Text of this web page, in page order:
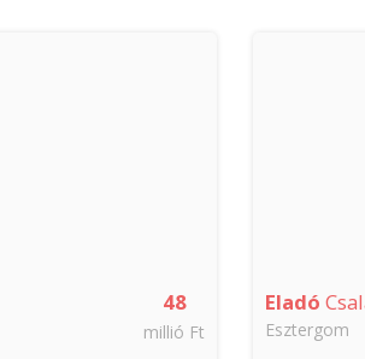
48
millió Ft
Eladó
Esztergom